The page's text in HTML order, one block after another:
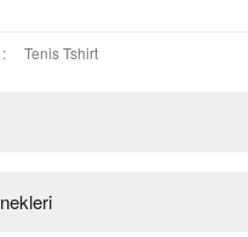
: Tenis Tshirt
Bu ürüne ilk yorumu siz yapın!